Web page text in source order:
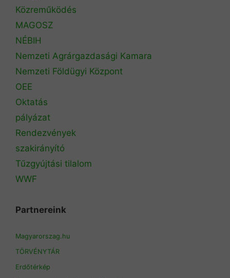
Közreműködés
MAGOSZ
NÉBIH
Nemzeti Agrárgazdasági Kamara
Nemzeti Földügyi Központ
OEE
Oktatás
pályázat
Rendezvények
szakirányító
Tűzgyújtási tilalom
WWF
Partnereink
Magyarorszag.hu
TÖRVÉNYTÁR
Erdőtérkép